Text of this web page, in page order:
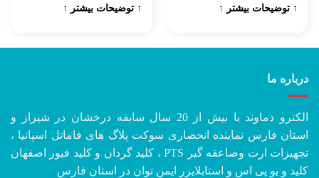
↑ توضیحات بیشتر ↑
↑ توضیحات بیشتر ↑
درباره ما
الکترو دماوند با بیش از 20 سال سابقه درخشان در شیراز و
استان فارس نماینده انحصاری سوکت پلاگ های فاماتل اسپانیا ،
تجهیزات ارت وصاعقه گیر PTS ، کلید گردان و کلید فیوز اصفهان
کلید و یو پی اس و استابلایزر ایمن توان در استان فارس